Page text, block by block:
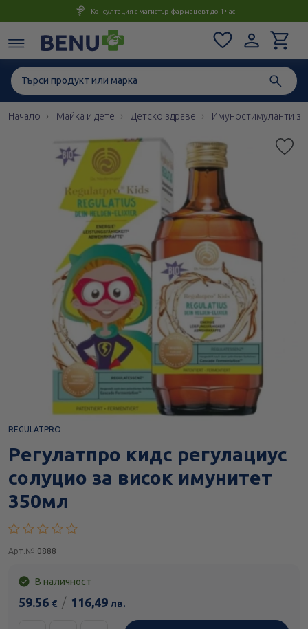
Консултация с магистър-фармацевт до 1 час
Начало Майка и дете Детско здраве Имуностимуланти за
REGULATPRO
Регулатпро кидс регулациус
солуцио за висок имунитет
350мл
Арт.№ 0888
В наличност
59.56 € / 116,49 лв.